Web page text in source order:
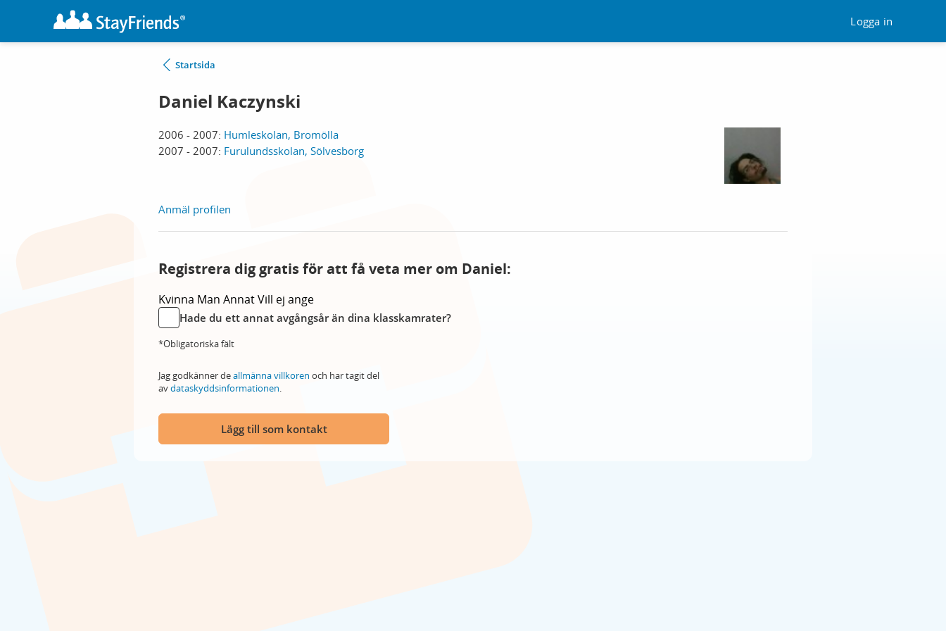
Logga in
Startsida
Daniel Kaczynski
2006 - 2007: Humleskolan, Bromölla
2007 - 2007: Furulundsskolan, Sölvesborg
Anmäl profilen
Registrera dig gratis för att få veta mer om Daniel:
Kvinna Man AnnatVill ej ange
Hade du ett annat avgångsår än dina klasskamrater?
*Obligatoriska fält
Jag godkänner deallmänna villkoren och har tagit del
avdataskyddsinformationen.
Lägg till som kontakt